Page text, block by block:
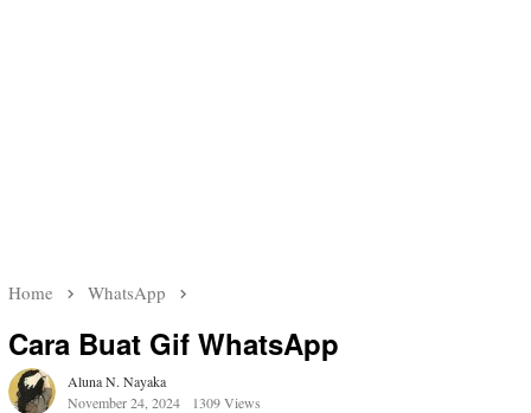
Home WhatsApp
Cara Buat Gif WhatsApp
Aluna N. Nayaka
November 24, 2024
1309 Views